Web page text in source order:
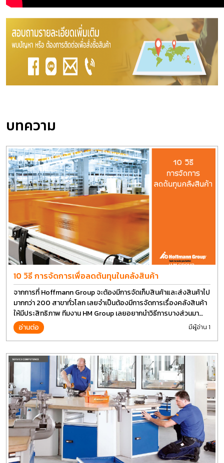
บทความ
10 วิธี การจัดการเพื่อลดต้นทุนในคลังสินค้า
จากการที่ Hoffmann Group จะต้องมีการจัดเก็บสินค้าและส่งสินค้าไป
มากกว่า 200 สาขาทั่วโลก เลยจำเป็นต้องมีการจัดการเรื่องคลังสินค้า
ให้มีประสิทธิภาพ ทีมงาน HM Group เลยอยากนำวิธีการบางส่วนมา
แบ่งปันกัน
อ่านต่อ มีผู้อ่าน 1